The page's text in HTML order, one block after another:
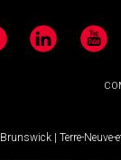
LinkedIn
Brunswick | Terre-Neuve-